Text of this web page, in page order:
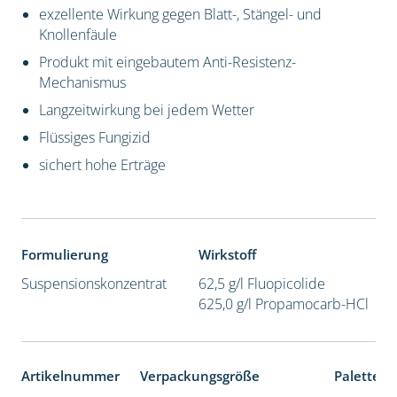
exzellente Wirkung gegen Blatt-, Stängel- und
Knollenfäule
Produkt mit eingebautem Anti-Resistenz-
Mechanismus
Langzeitwirkung bei jedem Wetter
Flüssiges Fungizid
sichert hohe Erträge
Formulierung
Suspensionskonzentrat
Wirkstoff
62,5 g/l Fluopicolide
625,0 g/l Propamocarb-HCl
Artikelnummer Verpackungsgröße